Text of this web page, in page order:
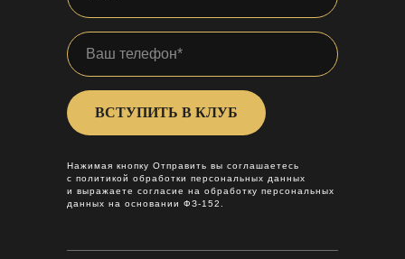
Нажимая кнопку Отправить вы соглашаетесь
с политикой обработки персональных данных
и выражаете согласие на обработку персональных
данных на основании ФЗ-152.
ВСТУПИТЬ В КЛУБ